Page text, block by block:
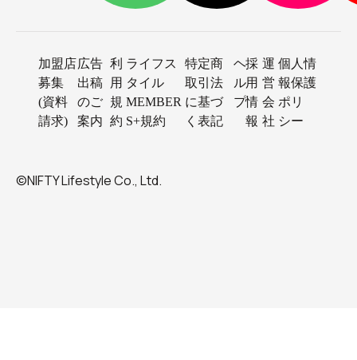
加盟店
募集
(資料
請求)
広告
出稿
のご
案内
利
用
規
約
ライフス
タイル
MEMBER
S+規約
特定商
取引法
に基づ
く表記
ヘ
ル
プ
採
用
情
報
運
営
会
社
個人情
報保護
ポリ
シー
©NIFTY Lifestyle Co., Ltd.